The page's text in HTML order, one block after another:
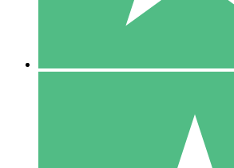
10 Downloads
20 00